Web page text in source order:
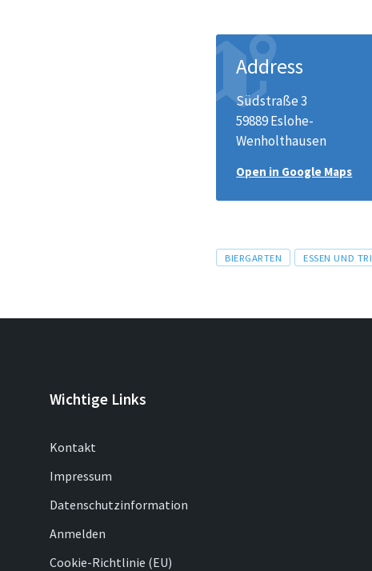
Address
Südstraße 3
59889 Eslohe-
Wenholthausen
Open in Google Maps
Tags
BIERGARTEN ESSEN UND
Wichtige Links
Kontakt
Impressum
Datenschutzinformation
Anmelden
Cookie-Richtlinie (EU)